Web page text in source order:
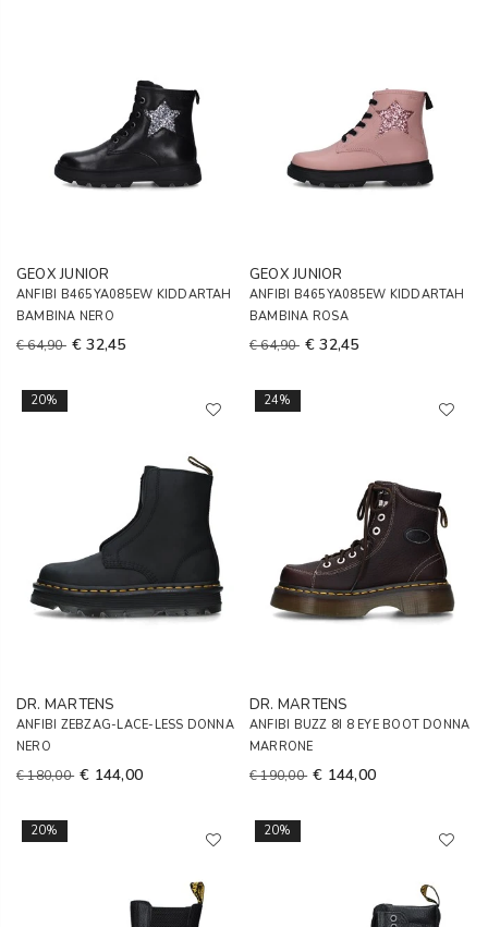
GEOX JUNIOR
ANFIBI B465YA085EW KIDDARTAH
BAMBINA NERO
€ 64,90 € 32,45
GEOX JUNIOR
ANFIBI B465YA085EW KIDDARTAH
BAMBINA ROSA
€ 64,90 € 32,45
20%
DR. MARTENS
ANFIBI ZEBZAG-LACE-LESS DONNA
NERO
€ 180,00 € 144,00
24%
DR. MARTENS
ANFIBI BUZZ 8I 8 EYE BOOT DONNA
MARRONE
€ 190,00 € 144,00
20% 20%